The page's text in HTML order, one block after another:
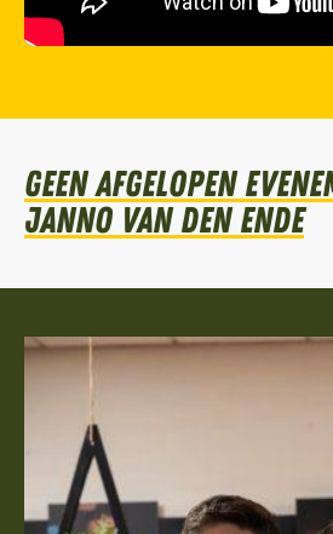
Geen afgelopen
Janno van den Ende